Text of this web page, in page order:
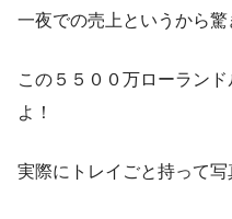
一夜での売上というから驚
この５５００万ローラン
よ！
実際にトレイごと持って写